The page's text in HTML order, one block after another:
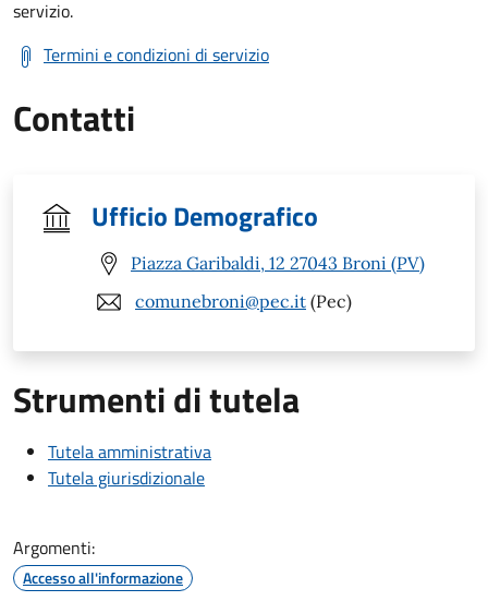
servizio.
Termini e condizioni di servizio
Contatti
Ufficio Demografico
Piazza Garibaldi, 12 27043 Broni (PV)
comunebroni@pec.it (Pec)
Strumenti di tutela
Tutela amministrativa
Tutela giurisdizionale
Argomenti:
Accesso all'informazione